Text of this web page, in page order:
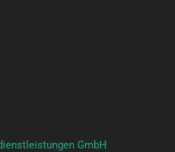
GmbH